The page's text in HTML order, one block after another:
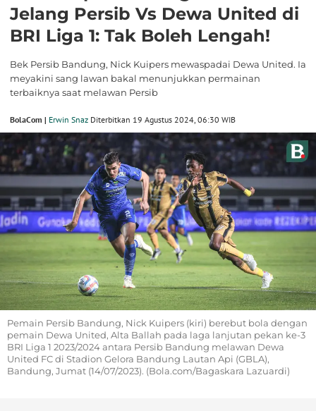
Jelang Persib Vs Dewa United di
BRI Liga 1: Tak Boleh Lengah!
Bek Persib Bandung, Nick Kuipers mewaspadai Dewa United. Ia
meyakini sang lawan bakal menunjukkan permainan
terbaiknya saat melawan Persib
BolaCom | Erwin Snaz Diterbitkan 19 Agustus 2024, 06:30 WIB
Pemain Persib Bandung, Nick Kuipers (kiri) berebut bola dengan
pemain Dewa United, Alta Ballah pada laga lanjutan pekan ke-3
BRI Liga 1 2023/2024 antara Persib Bandung melawan Dewa
United FC di Stadion Gelora Bandung Lautan Api (GBLA),
Bandung, Jumat (14/07/2023). (Bola.com/Bagaskara Lazuardi)